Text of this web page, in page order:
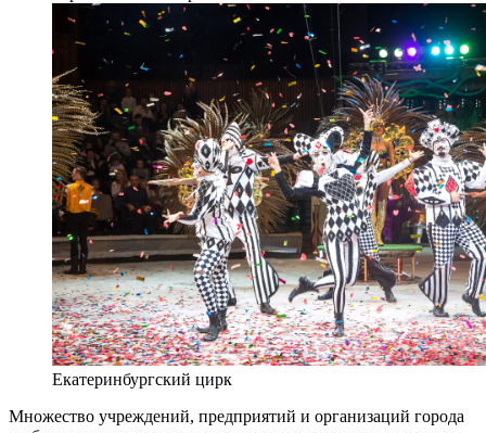
Екатеринбургский цирк
Множество учреждений, предприятий и организаций города